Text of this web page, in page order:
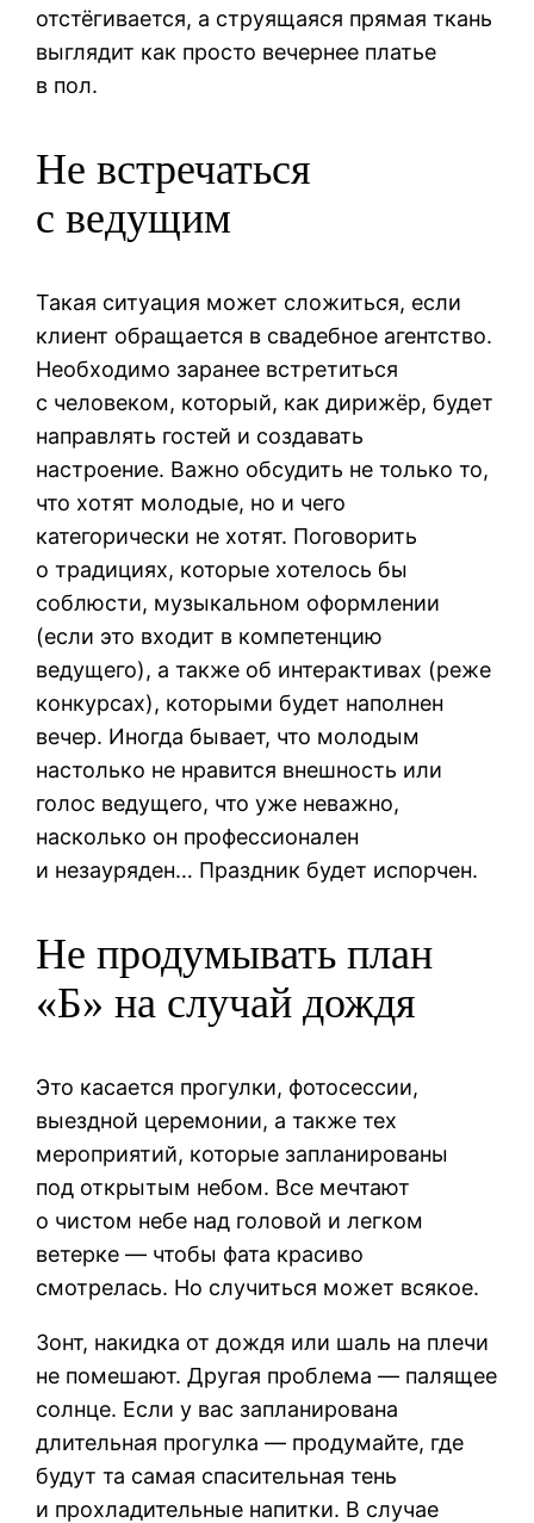
отстёгивается, а струящаяся прямая ткань
выглядит как просто вечернее платье
в пол.
Не встречаться
с ведущим
Такая ситуация может сложиться, если
клиент обращается в свадебное агентство.
Необходимо заранее встретиться
с человеком, который, как дирижёр, будет
направлять гостей и создавать
настроение. Важно обсудить не только то,
что хотят молодые, но и чего
категорически не хотят. Поговорить
о традициях, которые хотелось бы
соблюсти, музыкальном оформлении
(если это входит в компетенцию
ведущего), а также об интерактивах (реже
конкурсах), которыми будет наполнен
вечер. Иногда бывает, что молодым
настолько не нравится внешность или
голос ведущего, что уже неважно,
насколько он профессионален
и незауряден… Праздник будет испорчен.
Не продумывать план
«Б» на случай дождя
Это касается прогулки, фотосессии,
выездной церемонии, а также тех
мероприятий, которые запланированы
под открытым небом. Все мечтают
о чистом небе над головой и легком
ветерке — чтобы фата красиво
смотрелась. Но случиться может всякое.
Зонт, накидка от дождя или шаль на плечи
не помешают. Другая проблема — палящее
солнце. Если у вас запланирована
длительная прогулка — продумайте, где
будут та самая спасительная тень
и прохладительные напитки. В случае